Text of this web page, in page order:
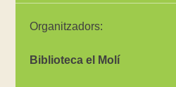
Organitzadors:
Biblioteca el Molí